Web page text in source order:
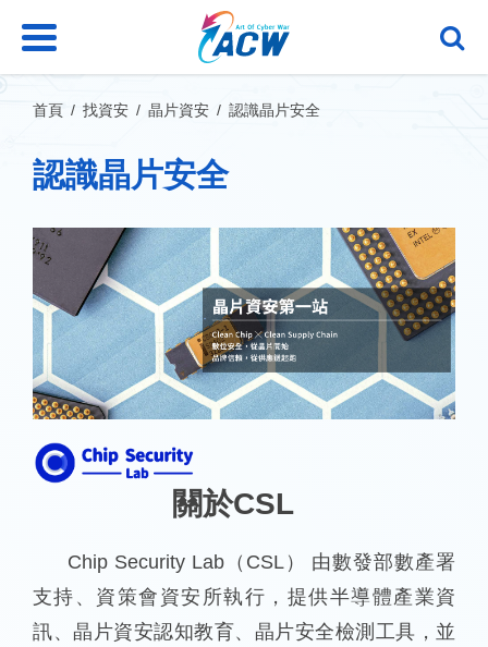
要
首頁 找資安 晶片資安 認識晶片安全
認識晶片安全
關於CSL
Chip Security Lab（CSL） 由數發部數產署
支持、資策會資安所執行，提供半導體產業資
訊、晶片資安認知教育、晶片安全檢測工具，並